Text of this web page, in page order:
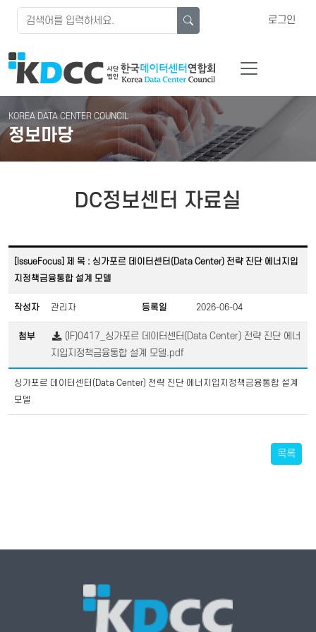
로그인
KOREA DATA CENTER COUNCIL
정보마당
DC정보센터 자료실
[IssueFocus] 제 목 : 싱가포르 데이터센터(Data Center) 전략 진단 에너지입
지정책금융통합 설계 모델
작성자 관리자 등록일 2026-06-04
첨부
(IF)0417_싱가포르 데이터센터(Data Center) 전략 진단 에너
지입지정책금융통합 설계 모델.pdf
싱가포르 데이터센터(Data Center) 전략 진단 에너지입지정책금융통합 설계
모델
목록